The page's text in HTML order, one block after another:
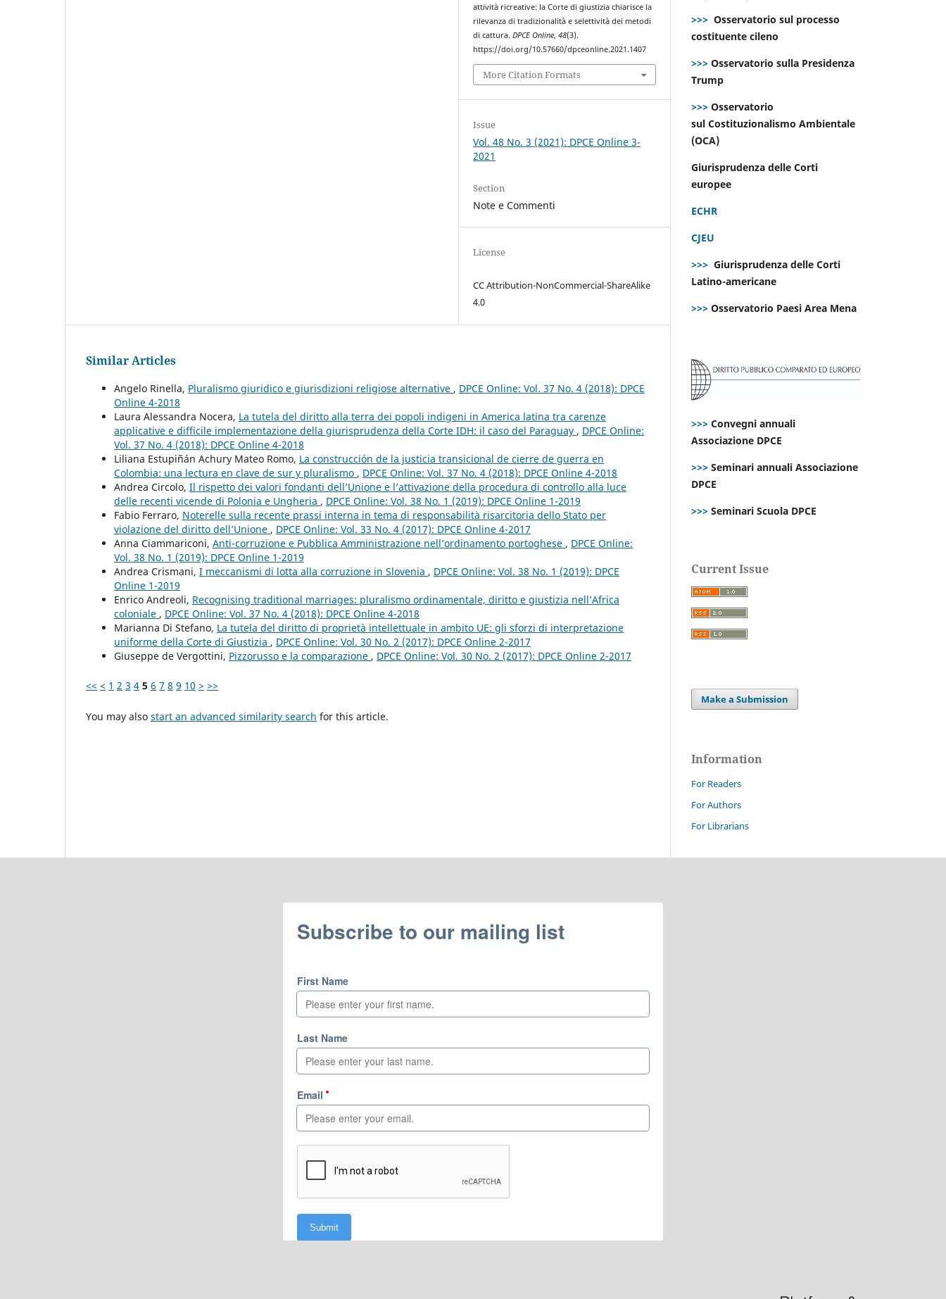
attività ricreative: la Corte di giustizia chiarisce la
rilevanza di tradizionalità e selettività dei metodi
di cattura.DPCE Online,48(3).
https://doi.org/10.57660/dpceonline.2021.1407
More Citation Formats
Issue
Vol. 48 No. 3 (2021): DPCE Online 3-
2021
Section
Note e Commenti
License
CC Attribution-NonCommercial-ShareAlike
4.0
Similar Articles
Angelo Rinella, Pluralismo giuridico e giurisdizioni religiose alternative , DPCE Online: Vol. 37 No. 4 (2018): DPCE
Online 4-2018
Laura Alessandra Nocera, La tutela del diritto alla terra dei popoli indigeni in America latina tra carenze
applicative e difficile implementazione della giurisprudenza della Corte IDH: il caso del Paraguay , DPCE Online:
Vol. 37 No. 4 (2018): DPCE Online 4-2018
Liliana Estupiñán Achury Mateo Romo, La construcción de la justicia transicional de cierre de guerra en
Colombia: una lectura en clave de sur y pluralismo , DPCE Online: Vol. 37 No. 4 (2018): DPCE Online 4-2018
Andrea Circolo, Il rispetto dei valori fondanti dell’Unione e l’attivazione della procedura di controllo alla luce
delle recenti vicende di Polonia e Ungheria , DPCE Online: Vol. 38 No. 1 (2019): DPCE Online 1-2019
Fabio Ferraro, Noterelle sulla recente prassi interna in tema di responsabilità risarcitoria dello Stato per
violazione del diritto dell’Unione , DPCE Online: Vol. 33 No. 4 (2017): DPCE Online 4-2017
Anna Ciammariconi, Anti-corruzione e Pubblica Amministrazione nell’ordinamento portoghese , DPCE Online:
Vol. 38 No. 1 (2019): DPCE Online 1-2019
Andrea Crismani, I meccanismi di lotta alla corruzione in Slovenia , DPCE Online: Vol. 38 No. 1 (2019): DPCE
Online 1-2019
Enrico Andreoli, Recognising traditional marriages: pluralismo ordinamentale, diritto e giustizia nell’Africa
coloniale , DPCE Online: Vol. 37 No. 4 (2018): DPCE Online 4-2018
Marianna Di Stefano, La tutela del diritto di proprietà intellettuale in ambito UE: gli sforzi di interpretazione
uniforme della Corte di Giustizia , DPCE Online: Vol. 30 No. 2 (2017): DPCE Online 2-2017
Giuseppe de Vergottini, Pizzorusso e la comparazione , DPCE Online: Vol. 30 No. 2 (2017): DPCE Online 2-2017
<< < 1 2 3 4 5 6 7 8 9 10 > >>
You may also start an advanced similarity search for this article.
>>> Osservatorio sul processo
costituente cileno
>>> Osservatorio sulla Presidenza
Trump
>>> Osservatorio
sul Costituzionalismo Ambientale
(OCA)
Giurisprudenza delle Corti
europee
ECHR
CJEU
>>> Giurisprudenza delle Corti
Latino-americane
>>> Osservatorio Paesi Area Mena
>>> Convegni annuali
Associazione DPCE
>>> Seminari annuali Associazione
DPCE
>>> Seminari Scuola DPCE
Current Issue
Make a Submission
Information
For Readers
For Authors
For Librarians